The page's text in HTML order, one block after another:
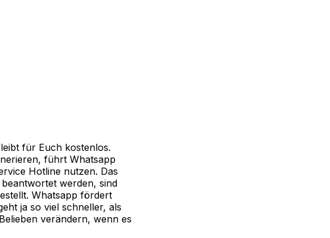
für Euch kostenlos.
führt Whatsapp
Hotline nutzen. Das
werden, sind
Whatsapp fördert
ja so viel schneller, als
verändern, wenn es